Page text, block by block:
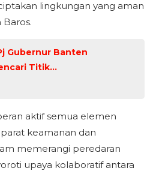
lingkungan yang aman
Baros.
Gubernur Banten
Titik
aktif semua elemen
keamanan dan
memerangi peredaran
upaya kolaboratif antara